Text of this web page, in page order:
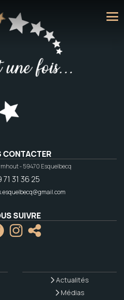
CONTACTER
- 59470 Esquelbecq
71 31 36 25
SUIVRE
Actualités
Médias